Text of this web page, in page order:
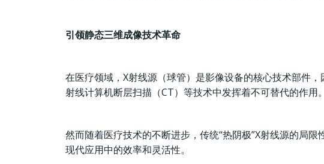
引领静态三维成像技术革命
在医疗领域，X射线源（球管）是影像设备的核心技术部件
射线计算机断层扫描（CT）等技术中发挥着不可替代的作用。
然而随着医疗技术的不断进步，传统“热阴极”X射线源的局
现代应用中的效率和灵活性。